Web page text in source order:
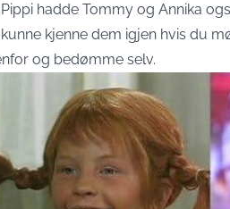
hadde Tommy og Annika
kjenne dem igjen hvis du
og bedømme selv.